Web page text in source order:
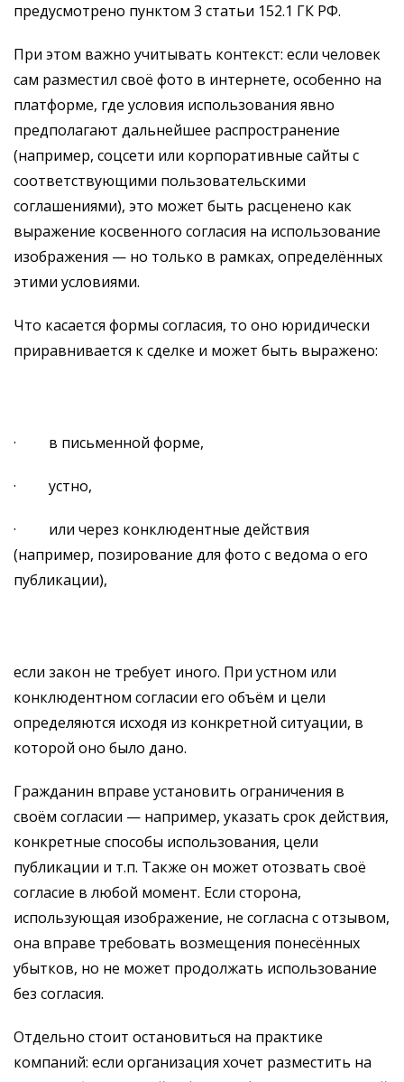
предусмотрено пунктом 3 статьи 152.1 ГК РФ.
При этом важно учитывать контекст: если человек
сам разместил своё фото в интернете, особенно на
платформе, где условия использования явно
предполагают дальнейшее распространение
(например, соцсети или корпоративные сайты с
соответствующими пользовательскими
соглашениями), это может быть расценено как
выражение косвенного согласия на использование
изображения — но только в рамках, определённых
этими условиями.
Что касается формы согласия, то оно юридически
приравнивается к сделке и может быть выражено:
· в письменной форме,
· устно,
· или через конклюдентные действия
(например, позирование для фото с ведома о его
публикации),
если закон не требует иного. При устном или
конклюдентном согласии его объём и цели
определяются исходя из конкретной ситуации, в
которой оно было дано.
Гражданин вправе установить ограничения в
своём согласии — например, указать срок действия,
конкретные способы использования, цели
публикации и т.п. Также он может отозвать своё
согласие в любой момент. Если сторона,
использующая изображение, не согласна с отзывом,
она вправе требовать возмещения понесённых
убытков, но не может продолжать использование
без согласия.
Отдельно стоит остановиться на практике
компаний: если организация хочет разместить на